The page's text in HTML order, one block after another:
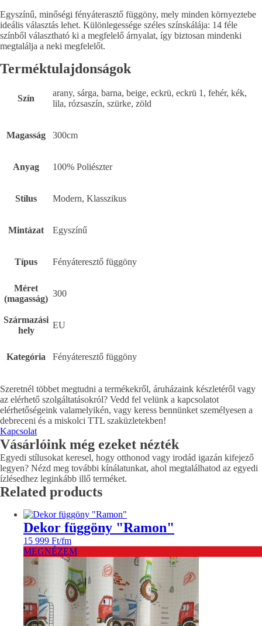
Egyszínű, minőségi fényáterasztő függöny, mely minden környeztebe
ideális választás lehet. Különlegessége széles színskálája: 14 féle
színből választható ki a megfelelő árnyalat, így biztosan mindenki
megtalálja a neki megfelelőt.
Terméktulajdonságok
Szín
arany, sárga, barna, beige, eckrü, eckrü 1, fehér, kék,
lila, rózsaszín, szürke, zöld
Magasság 300cm
Anyag 100% Poliészter
Stílus Modern, Klasszikus
Mintázat Egyszínű
Típus Fényáteresztő függöny
Méret
(magasság)
300
Származási
hely
EU
Kategória Fényáteresztő függöny
Szeretnél többet megtudni a termékekről, áruházaink készletéről vagy
az elérhető szolgáltatásokról? Vedd fel velünk a kapcsolatot
elérhetőségeink valamelyikén, vagy keress bennünket személyesen a
debreceni és a miskolci TTL szaküzletekben!
Kapcsolat
Vásárlóink még ezeket nézték
Egyedi stílusokat keresel, hogy otthonod vagy irodád igazán kifejező
legyen? Nézd meg további kínálatunkat, ahol megtalálhatod az egyedi
ízlésedhez leginkább illő terméket.
Related products
Dekor függöny "Ramon"
15 999 Ft/fm
MEGNÉZEM